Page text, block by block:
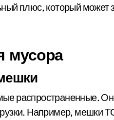
плюс, который может
мусора
распространенные.
Например, мешки